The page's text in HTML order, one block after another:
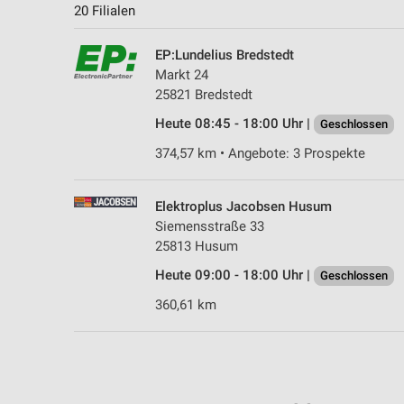
20 Filialen
EP:Lundelius Bredstedt
Markt 24
25821 Bredstedt
Heute 08:45 - 18:00 Uhr |
Geschlossen
374,57 km • Angebote: 3 Prospekte
Elektroplus Jacobsen Husum
Siemensstraße 33
25813 Husum
Heute 09:00 - 18:00 Uhr |
Geschlossen
360,61 km